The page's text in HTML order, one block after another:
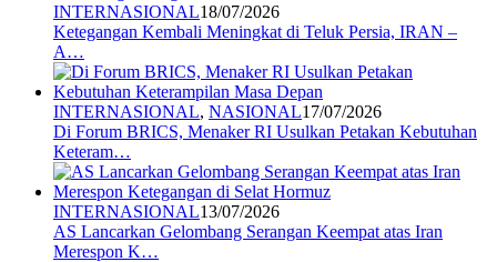
INTERNASIONAL18/07/2026
Ketegangan Kembali Meningkat di Teluk Persia, IRAN –
A…
INTERNASIONAL, NASIONAL17/07/2026
Di Forum BRICS, Menaker RI Usulkan Petakan Kebutuhan
Keteram…
INTERNASIONAL13/07/2026
AS Lancarkan Gelombang Serangan Keempat atas Iran
Merespon K…